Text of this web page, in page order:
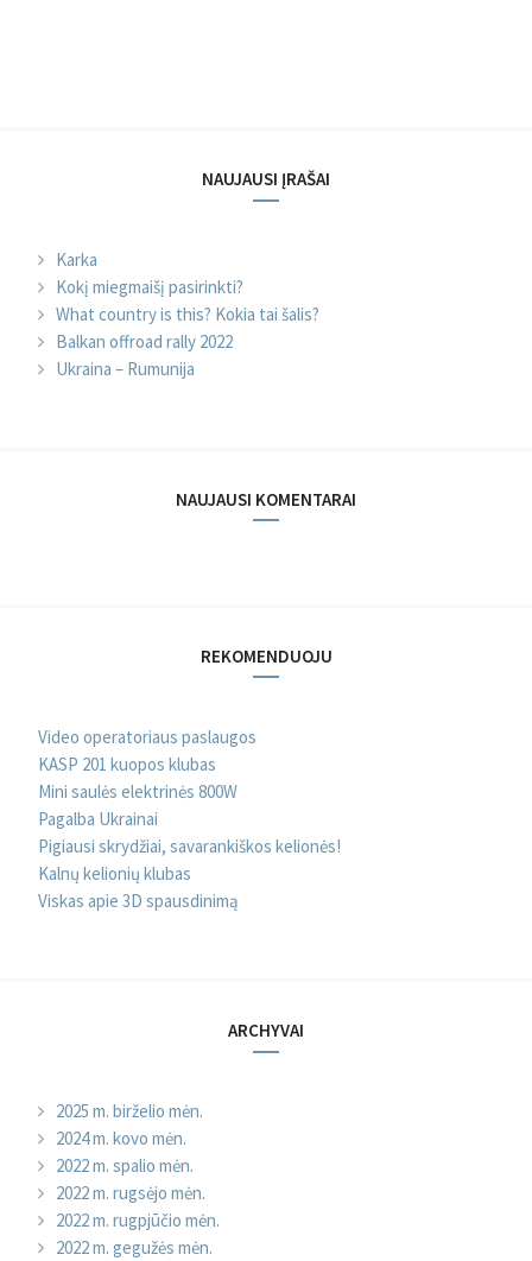
NAUJAUSI ĮRAŠAI
Karka
Kokį miegmaišį pasirinkti?
What country is this? Kokia tai šalis?
Balkan offroad rally 2022
Ukraina – Rumunija
NAUJAUSI KOMENTARAI
REKOMENDUOJU
Video operatoriaus paslaugos
KASP 201 kuopos klubas
Mini saulės elektrinės 800W
Pagalba Ukrainai
Pigiausi skrydžiai, savarankiškos kelionės!
Kalnų kelionių klubas
Viskas apie 3D spausdinimą
ARCHYVAI
2025 m. birželio mėn.
2024 m. kovo mėn.
2022 m. spalio mėn.
2022 m. rugsėjo mėn.
2022 m. rugpjūčio mėn.
2022 m. gegužės mėn.